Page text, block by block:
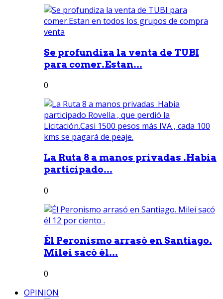
Se profundiza la venta de TUBI
para comer.Estan...
0
La Ruta 8 a manos privadas .Habia
participado...
0
Él Peronismo arrasó en Santiago.
Milei sacó él...
0
OPINION